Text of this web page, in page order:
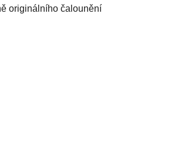
originálního čalounění